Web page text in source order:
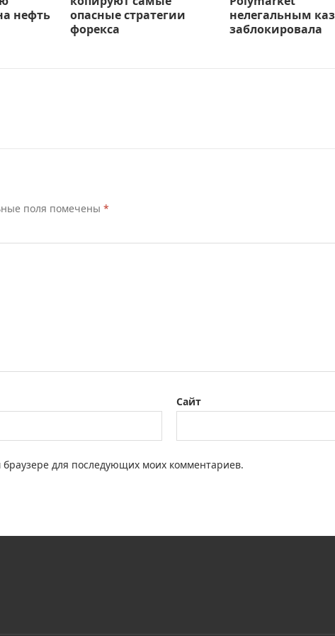
нефть
опасные стратегии
форекса
нелегальным
заблокировала
поля помечены *
Сайт
для последующих моих комментариев.